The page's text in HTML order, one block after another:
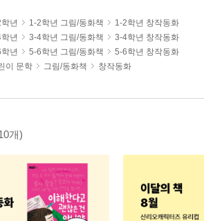
년 1-2학년 그림/동화책
1-2학년 창작동화
년 3-4학년 그림/동화책
3-4학년 창작동화
년 5-6학년 그림/동화책
5-6학년 창작동화
이 문학 그림/동화책 창작동화
개)